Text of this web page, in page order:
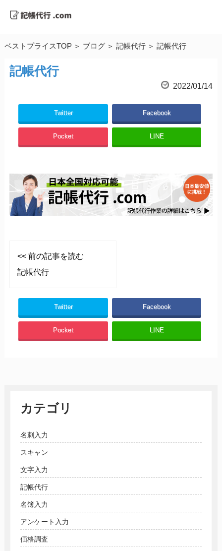
ベストプライスTOP ブログ 記帳代行 記帳代行
記帳代行
2022/01/14
Twitter Facebook
Pocket LINE
<< 前の記事を読む
記帳代行
Twitter Facebook
Pocket LINE
カテゴリ
名刺入力
スキャン
文字入力
記帳代行
名簿入力
アンケート入力
価格調査